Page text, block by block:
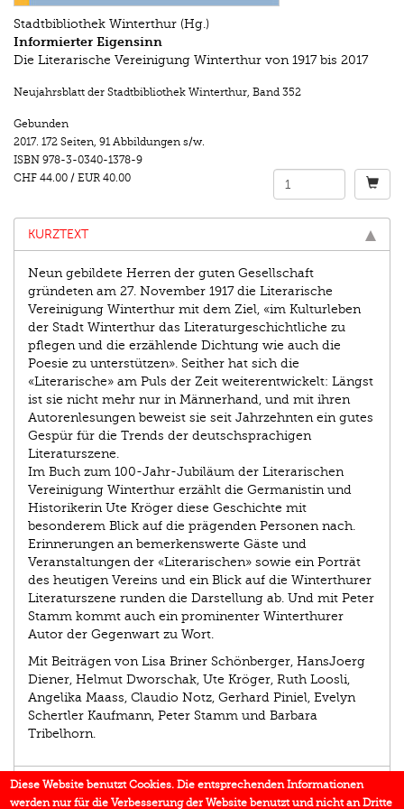
Stadtbibliothek Winterthur (Hg.)
Informierter Eigensinn
Die Literarische Vereinigung Winterthur von 1917 bis 2017
Neujahrsblatt der Stadtbibliothek Winterthur, Band 352
Gebunden
2017. 172 Seiten, 91 Abbildungen s/w.
ISBN 978-3-0340-1378-9
CHF 44.00 / EUR 40.00
KURZTEXT
Neun gebildete Herren der guten Gesellschaft
gründeten am 27. November 1917 die Literarische
Vereinigung Winterthur mit dem Ziel, «im Kulturleben
der Stadt Winterthur das Literaturgeschichtliche zu
pflegen und die erzählende Dichtung wie auch die
Poesie zu unterstützen». Seither hat sich die
«Literarische» am Puls der Zeit weiterentwickelt: Längst
ist sie nicht mehr nur in Männerhand, und mit ihren
Autorenlesungen beweist sie seit Jahrzehnten ein gutes
Gespür für die Trends der deutschsprachigen
Literaturszene.
Im Buch zum 100-Jahr-Jubiläum der Literarischen
Vereinigung Winterthur erzählt die Germanistin und
Historikerin Ute Kröger diese Geschichte mit
besonderem Blick auf die prägenden Personen nach.
Erinnerungen an bemerkenswerte Gäste und
Veranstaltungen der «Literarischen» sowie ein Porträt
des heutigen Vereins und ein Blick auf die Winterthurer
Literaturszene runden die Darstellung ab. Und mit Peter
Stamm kommt auch ein prominenter Winterthurer
Autor der Gegenwart zu Wort.
Mit Beiträgen von Lisa Briner Schönberger, HansJoerg
Diener, Helmut Dworschak, Ute Kröger, Ruth Loosli,
Angelika Maass, Claudio Notz, Gerhard Piniel, Evelyn
Schertler Kaufmann, Peter Stamm und Barbara
Tribelhorn.
EINBLICK
Diese Website benutzt Cookies. Die entsprechenden Informationen
werden nur für die Verbesserung der Website benutzt und nicht an Dritte